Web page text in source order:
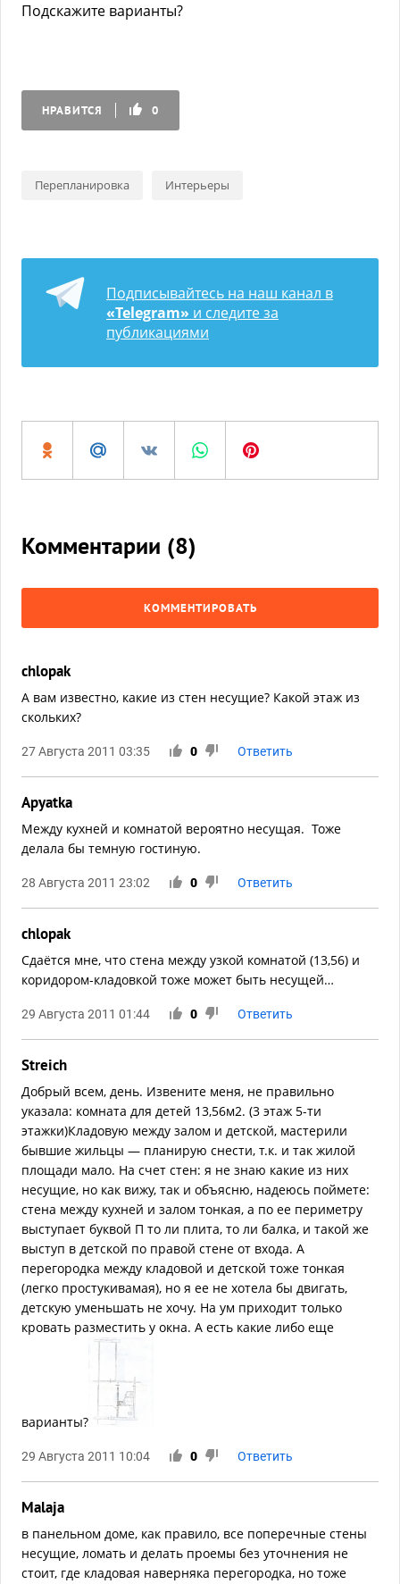
Подскажите варианты?
НРАВИТСЯ 0
Перепланировка Интерьеры
Подписывайтесь на наш канал в
«Telegram» и следите за
публикациями
Комментарии (8)
КОММЕНТИРОВАТЬ
chlopak
А вам известно, какие из стен несущие? Какой этаж из
скольких?
27 Августа 2011 03:35 0 Ответить
Apyatka
Между кухней и комнатой вероятно несущая. Тоже
делала бы темную гостиную.
28 Августа 2011 23:02 0 Ответить
chlopak
Сдаётся мне, что стена между узкой комнатой (13,56) и
коридором-кладовкой тоже может быть несущей…
29 Августа 2011 01:44 0 Ответить
Streich
Добрый всем, день. Извените меня, не правильно
указала: комната для детей 13,56м2. (3 этаж 5-ти
этажки)Кладовую между залом и детской, мастерили
бывшие жильцы — планирую снести, т.к. и так жилой
площади мало. На счет стен: я не знаю какие из них
несущие, но как вижу, так и объясню, надеюсь поймете:
стена между кухней и залом тонкая, а по ее периметру
выступает буквой П то ли плита, то ли балка, и такой же
выступ в детской по правой стене от входа. А
перегородка между кладовой и детской тоже тонкая
(легко простукивамая), но я ее не хотела бы двигать,
детскую уменьшать не хочу. На ум приходит только
кровать разместить у окна. А есть какие либо еще
варианты?
29 Августа 2011 10:04 0 Ответить
Malaja
в панельном доме, как правило, все поперечные стены
несущие, ломать и делать проемы без уточнения не
стоит, где кладовая наверняка перегородка, но тоже